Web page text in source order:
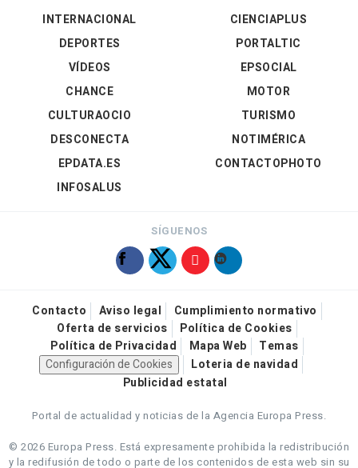
INTERNACIONAL
DEPORTES
VÍDEOS
CIENCIAPLUS
PORTALTIC
EPSOCIAL
CHANCE
CULTURAOCIO
DESCONECTA
EPDATA.ES
INFOSALUS
MOTOR
TURISMO
NOTIMÉRICA
CONTACTOPHOTO
SÍGUENOS
Contacto Aviso legal
Cumplimiento normativo
Oferta de servicios
Política de Cookies
Política de Privacidad
Mapa Web
Temas
Configuración de Cookies
Loteria de navidad
Publicidad estatal
Portal de actualidad y noticias de la Agencia Europa Press.
© 2026 Europa Press. Está expresamente prohibida la redistribución
y la redifusión de todo o parte de los contenidos de esta web sin su